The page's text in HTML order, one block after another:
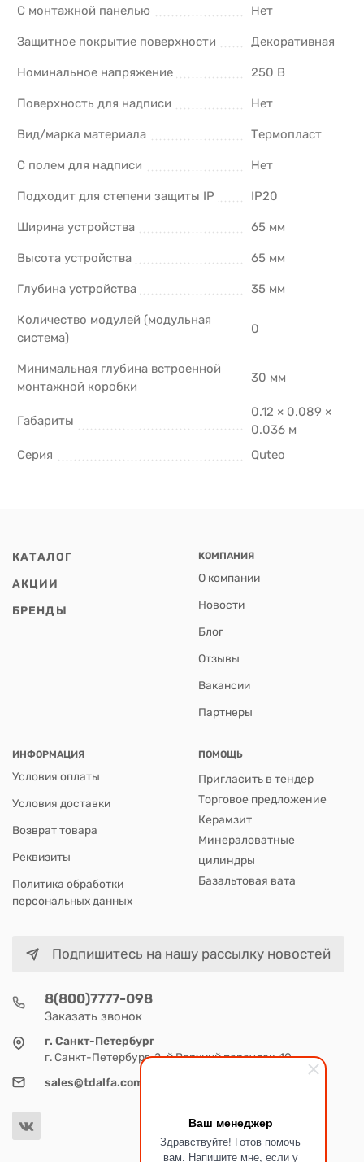
Ваш менеджер
Здравствуйте! Готов помочь
вам. Напишите мне, если у
С монтажной панелью Нет
Защитное покрытие поверхности Декоративная
Номинальное напряжение 250 В
Поверхность для надписи Нет
Вид/марка материала Термопласт
С полем для надписи Нет
Подходит для степени защиты IP IP20
Ширина устройства 65 мм
Высота устройства 65 мм
Глубина устройства 35 мм
Количество модулей (модульная
система)
0
Минимальная глубина встроенной
монтажной коробки
30 мм
Габариты
0.12 × 0.089 ×
0.036 м
Серия
Quteo
КАТАЛОГ
АКЦИИ
БРЕНДЫ
КОМПАНИЯ
О компании
Новости
Блог
Отзывы
Вакансии
Партнеры
ИНФОРМАЦИЯ
Условия оплаты
Условия доставки
Возврат товара
Реквизиты
Политика обработки
персональных данных
ПОМОЩЬ
Пригласить в тендер
Торговое предложение
Керамзит
Минераловатные
цилиндры
Базальтовая вата
Подпишитесь на нашу рассылку новостей
8(800)7777-098
Заказать звонок
г. Санкт-Петербург
г. Санкт-Петербург, 2-й Верхний переулок, 10
sales@tdalfa.com